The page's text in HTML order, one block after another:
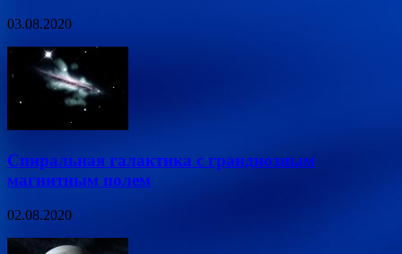
03.08.2020
Спиральная галактика с грандиозным
магнитным полем
02.08.2020